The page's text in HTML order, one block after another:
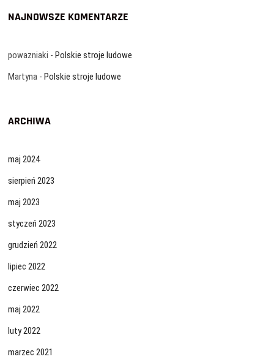
NAJNOWSZE KOMENTARZE
powazniaki -Polskie stroje ludowe
Martyna -Polskie stroje ludowe
ARCHIWA
maj 2024
sierpień 2023
maj 2023
styczeń 2023
grudzień 2022
lipiec 2022
czerwiec 2022
maj 2022
luty 2022
marzec 2021